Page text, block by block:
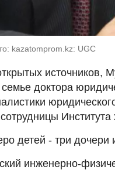
kazatomprom.kz: UGC
источников,
доктора
детей - три дочери
инженерно-